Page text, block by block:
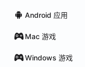
Android 应用
Mac 游戏
Windows 游戏